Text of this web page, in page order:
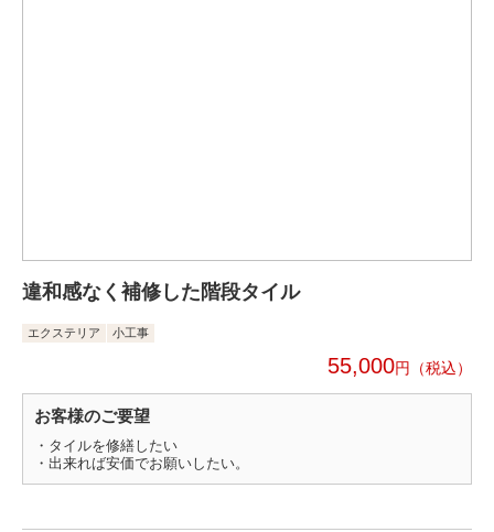
違和感なく補修した階段タイル
エクステリア 小工事
55,000円
お客様のご要望
・タイルを修繕したい
・出来れば安価でお願いしたい。